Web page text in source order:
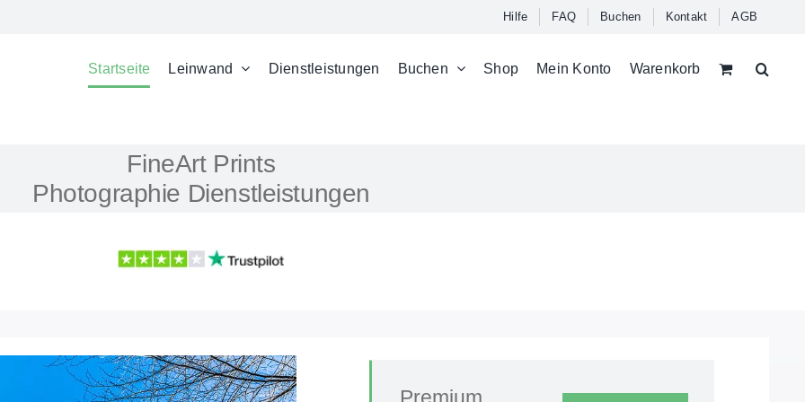
Hilfe FAQ Buchen Kontakt AGB
Startseite Leinwand Dienstleistungen Buchen Shop Mein Konto Warenkorb
FineArt Prints
Photographie Dienstleistungen